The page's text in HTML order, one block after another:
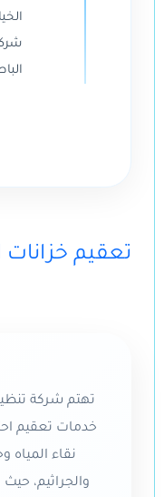
تعقيم خزانات
تهتم شركة
خدمات تعقيم
نقاء المياه
والجراثيم،